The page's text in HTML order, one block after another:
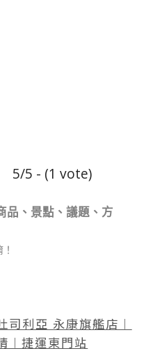
5/5 - (1 vote)
品、景點、議題、方
利亞 永康旗艦店︱
︱捷運東門站